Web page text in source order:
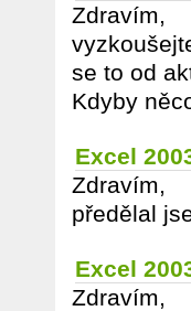
Zdravím,
se to od
Kdyby
Excel
Zdravím,
předělal
Excel
Zdravím,